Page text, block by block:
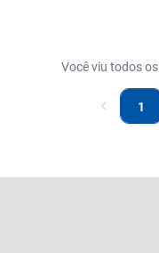
Você viu todos os
1